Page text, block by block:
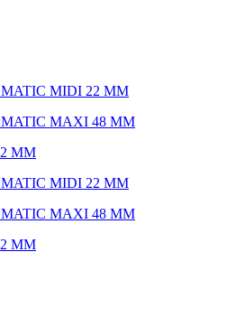
MIDI 22 ММ
MAXI 48 ММ
ММ
MIDI 22 ММ
MAXI 48 ММ
ММ